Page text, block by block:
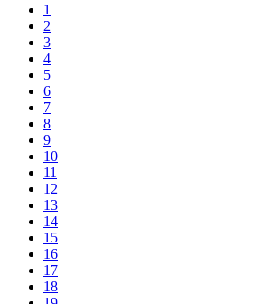
1
2
3
4
5
6
7
8
9
10
11
12
13
14
15
16
17
18